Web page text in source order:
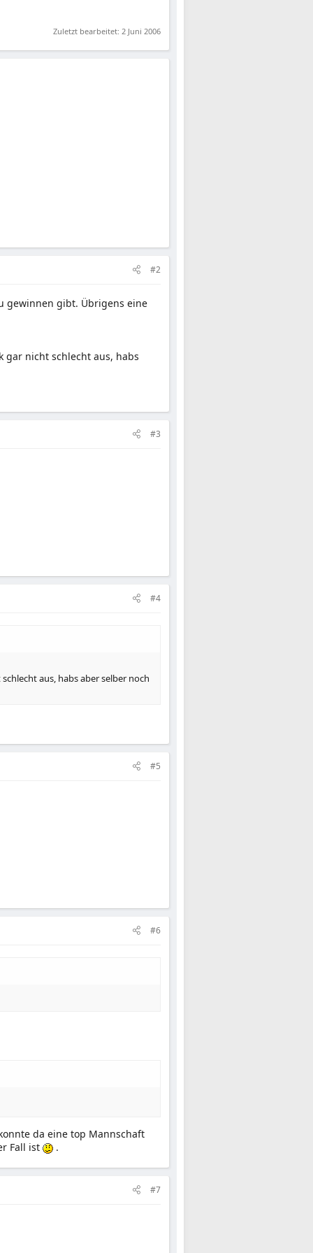
Zuletzt bearbeitet: 2 Juni 2006
#2
gewinnen gibt. Übrigens eine
gar nicht schlecht aus, habs
#3
#4
aus, habs aber selber noch
#5
#6
da eine top Mannschaft
Fall ist
.
#7